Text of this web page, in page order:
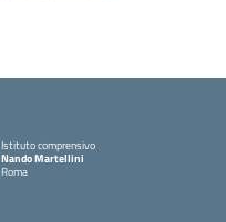
Istituto comprensivo
Nando Martellini
Roma